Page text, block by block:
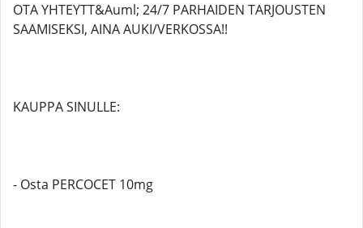
OTA YHTEYTT&Auml; 24/7 PARHAIDEN TARJOUSTEN
SAAMISEKSI, AINA AUKI/VERKOSSA!!
KAUPPA SINULLE:
- Osta PERCOCET 10mg